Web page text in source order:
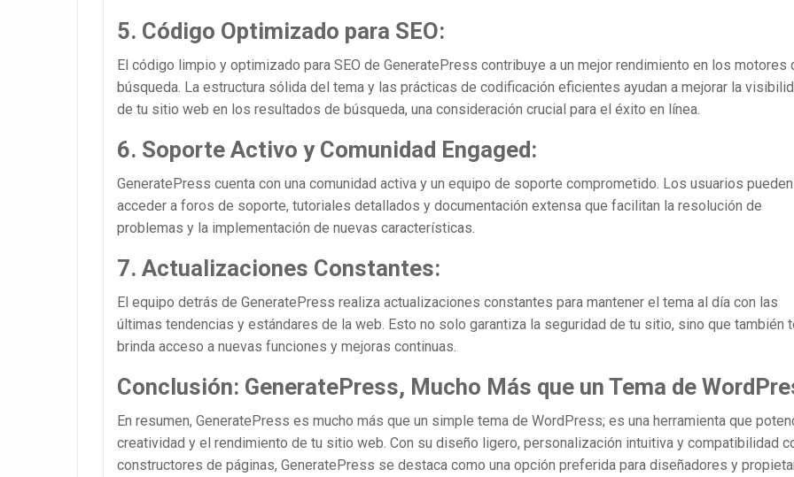
5. Código Optimizado para SEO:
El código limpio y optimizado para SEO de GeneratePress contribuye a un mejor rendimiento en los motores
búsqueda. La estructura sólida del tema y las prácticas de codificación eficientes ayudan a mejorar la
de tu sitio web en los resultados de búsqueda, una consideración crucial para el éxito en línea.
6. Soporte Activo y Comunidad Engaged:
GeneratePress cuenta con una comunidad activa y un equipo de soporte comprometido. Los usuarios pueden
acceder a foros de soporte, tutoriales detallados y documentación extensa que facilitan la resolución de
problemas y la implementación de nuevas características.
7. Actualizaciones Constantes:
El equipo detrás de GeneratePress realiza actualizaciones constantes para mantener el tema al día con las
últimas tendencias y estándares de la web. Esto no solo garantiza la seguridad de tu sitio, sino que también
brinda acceso a nuevas funciones y mejoras continuas.
Conclusión: GeneratePress, Mucho Más que un Tema de
En resumen, GeneratePress es mucho más que un simple tema de WordPress; es una herramienta que
creatividad y el rendimiento de tu sitio web. Con su diseño ligero, personalización intuitiva y compatibilidad
constructores de páginas, GeneratePress se destaca como una opción preferida para diseñadores y